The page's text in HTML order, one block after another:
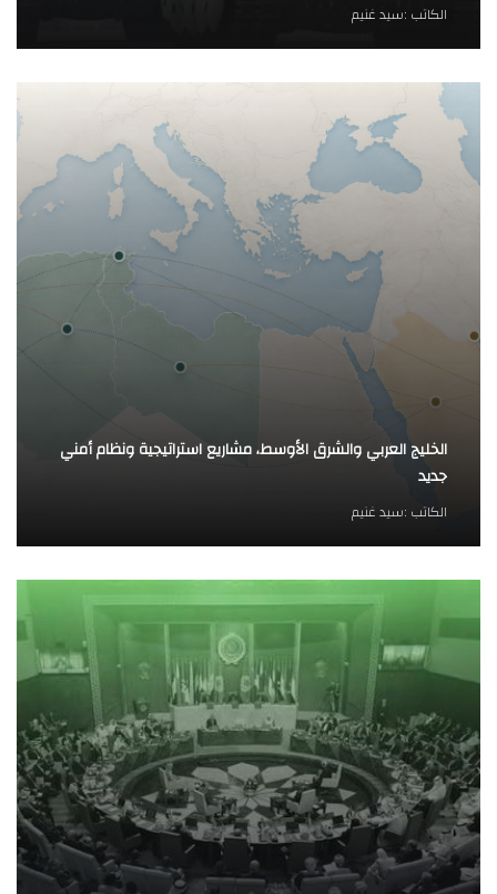
الكاتب :سيد غنيم
الخليج العربي والشرق الأوسط، مشاريع استراتيجية ونظام أمني
جديد
الكاتب :سيد غنيم